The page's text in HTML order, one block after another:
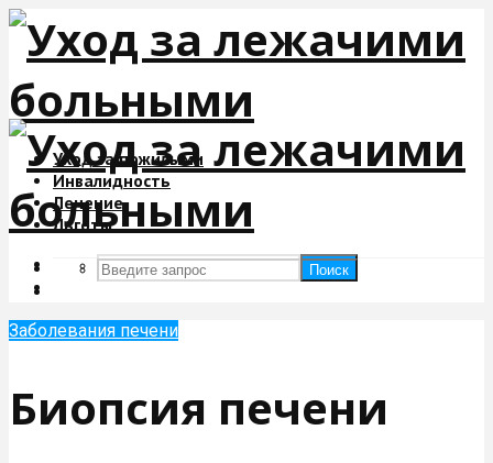
Уход за пожилыми
Инвалидность
Лечение
Льготы
Поиск
Поиск
Заболевания печени
Биопсия печени